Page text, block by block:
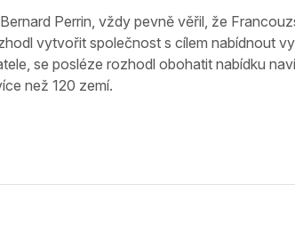
Perrin, vždy pevně věřil, že
vytvořit společnost s cílem nabídnout
se posléze rozhodl obohatit nabídku
než 120 zemí.